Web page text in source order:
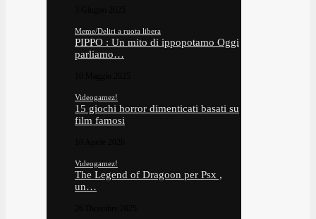
Meme/Deliri a ruota libera
PIPPO : Un mito di ippopotamo Oggi
parliamo…
Videogamez!
15 giochi horror dimenticati basati su
film famosi
Videogamez!
The Legend of Dragoon per Psx ,
un…